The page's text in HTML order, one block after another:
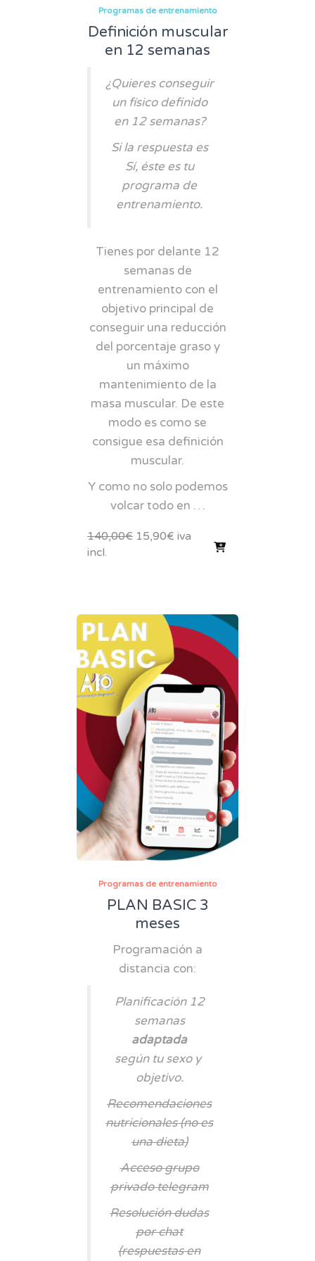
Programas de entrenamiento
Definición muscular
en 12 semanas
¿Quieres conseguir
un físico definido
en 12 semanas?
Si la respuesta es
Sí, éste es tu
programa de
entrenamiento.
Tienes por delante 12
semanas de
entrenamiento con el
objetivo principal de
conseguir una reducción
del porcentaje graso y
un máximo
mantenimiento de la
masa muscular. De este
modo es como se
consigue esa definición
muscular.
Y como no solo podemos
volcar todo en …
140,00€ El
15,90€ El
iva
incl.
Programas de entrenamiento
PLAN BASIC 3
meses
Programación a
distancia con:
Planificación 12
semanas
adaptada
según tu sexo y
objetivo.
Recomendaciones
nutricionales (no es
una dieta)
Acceso grupo
privado telegram
Resolución dudas
por chat
(respuestas en